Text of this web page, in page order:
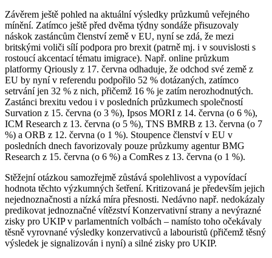
Závěrem ještě pohled na aktuální výsledky průzkumů veřejného
mínění. Zatímco ještě před dvěma týdny sondáže přisuzovaly
náskok zastáncům členství země v EU, nyní se zdá, že mezi
britskými voliči sílí podpora pro brexit (patrně mj. i v souvislosti s
rostoucí akcentací tématu imigrace). Např. online průzkum
platformy Qriously z 17. června odhaduje, že odchod své země z
EU by nyní v referendu podpořilo 52 % dotázaných, zatímco
setrvání jen 32 % z nich, přičemž 16 % je zatím nerozhodnutých.
Zastánci brexitu vedou i v posledních průzkumech společností
Survation z 15. června (o 3 %), Ipsos MORI z 14. června (o 6 %),
ICM Research z 13. června (o 5 %), TNS BMRB z 13. června (o 7
%) a ORB z 12. června (o 1 %). Stoupence členství v EU v
posledních dnech favorizovaly pouze průzkumy agentur BMG
Research z 15. června (o 6 %) a ComRes z 13. června (o 1 %).
Stěžejní otázkou samozřejmě zůstává spolehlivost a vypovídací
hodnota těchto výzkumných šetření. Kritizovaná je především jejich
nejednoznačnosti a nízká míra přesnosti. Nedávno např. nedokázaly
predikovat jednoznačné vítězství Konzervativní strany a nevýrazné
zisky pro UKIP v parlamentních volbách – namísto toho očekávaly
těsně vyrovnané výsledky konzervativců a labouristů (přičemž těsný
výsledek je signalizován i nyní) a silné zisky pro UKIP.